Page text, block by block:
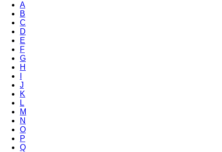
A
B
C
D
E
F
G
H
J
K
L
M
N
O
P
Q